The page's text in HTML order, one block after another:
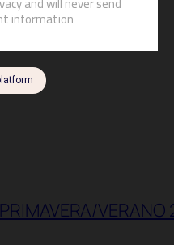
PRIMAVERA/VERANO